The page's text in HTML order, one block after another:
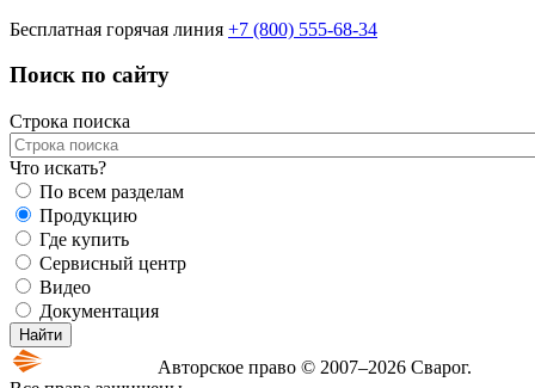
Бесплатная горячая линия +7 (800) 555-68-34
Поиск по сайту
Строка поиска
Что искать?
По всем разделам
Продукцию
Где купить
Сервисный центр
Видео
Документация
Авторское право © 2007–2026 Сварог.